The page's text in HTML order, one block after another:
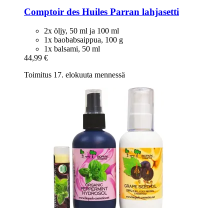
Comptoir des Huiles Parran lahjasetti
2x öljy, 50 ml ja 100 ml
1x baobabsaippua, 100 g
1x balsami, 50 ml
44,99 €
Toimitus 17. elokuuta mennessä